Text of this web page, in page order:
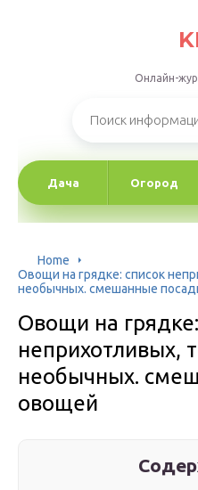
Онлайн-
Дача Огород
Home
Овощи на грядке: список
необычных. смешанные
Овощи на
неприхотливых,
необычных.
овощей